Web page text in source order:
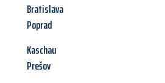
Bratislava
Poprad
Kaschau
Prešov